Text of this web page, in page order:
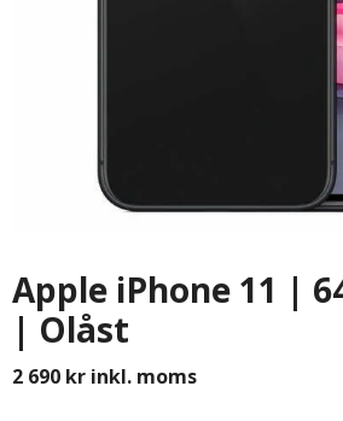
Apple iPhone 11 |
| Olåst
2 690 kr inkl. moms